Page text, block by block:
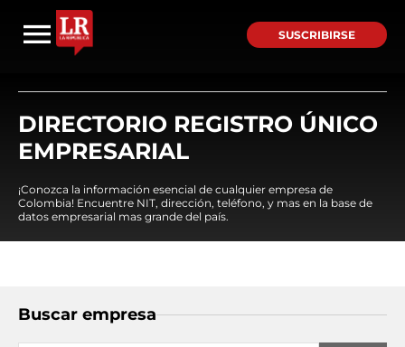
SUSCRIBIRSE
DIRECTORIO REGISTRO ÚNICO
EMPRESARIAL
¡Conozca la información esencial de cualquier empresa de
Colombia! Encuentre NIT, dirección, teléfono, y mas en la base de
datos empresarial mas grande del país.
Buscar empresa